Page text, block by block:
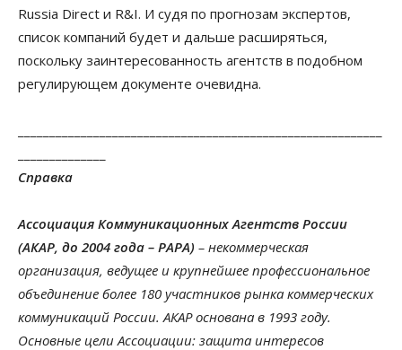
Russia Direct и R&I. И судя по прогнозам экспертов,
список компаний будет и дальше расширяться,
поскольку заинтересованность агентств в подобном
регулирующем документе очевидна.
Справка
Ассоциация Коммуникационных Агентств России
(АКАР, до 2004 года – РАРА) – некоммерческая
организация, ведущее и крупнейшее профессиональное
объединение более 180 участников рынка коммерческих
коммуникаций России. АКАР основана в 1993 году.
Основные цели Ассоциации: защита интересов